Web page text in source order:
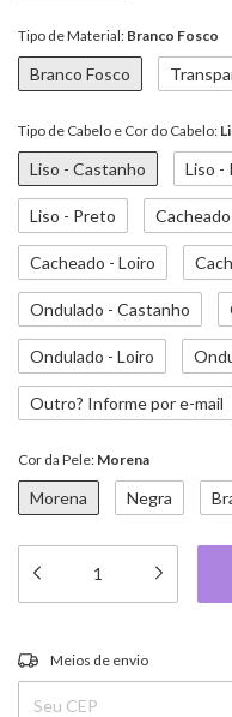
Tipo de Material: Branco Fosco
Branco Fosco
Tipo de Cabelo e Cor do Cabelo:
Liso - Castanho Liso -
Liso - Preto
Cacheado - Loiro
Ondulado - Castanho
Ondulado - Loiro
Outro? Informe por e-mail
Cor da Pele: Morena
Morena Negra
Entregas para o CEP:
Meios de envio